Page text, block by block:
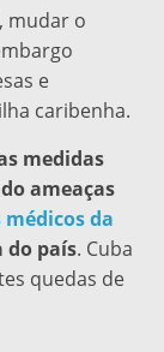
mudar o
e
caribenha.
medidas
ameaças
médicos da
do país. Cuba
quedas de